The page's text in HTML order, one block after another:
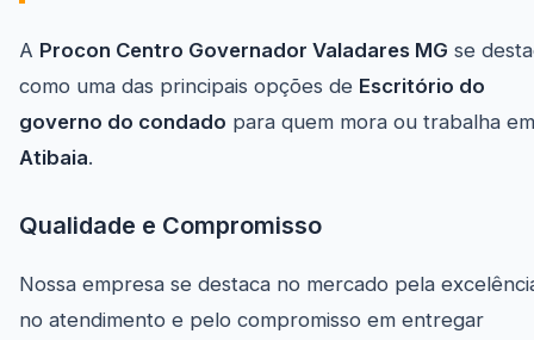
A Procon Centro Governador Valadares MG se
como uma das principais opções de Escritório do
governo do condado para quem mora ou trabalha em
Atibaia.
Qualidade e Compromisso
Nossa empresa se destaca no mercado pela
no atendimento e pelo compromisso em entregar